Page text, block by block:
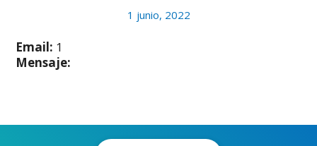
1 junio, 2022
Email: 1
Mensaje: